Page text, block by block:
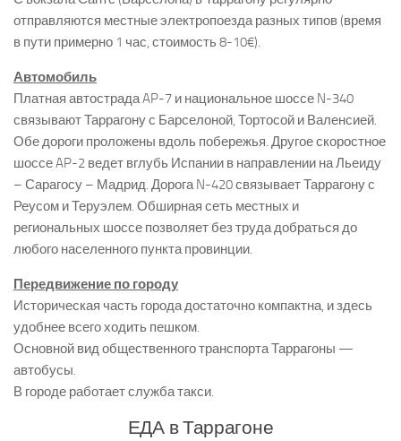
отправляются местные электропоезда разных типов (время
в пути примерно 1 час, стоимость 8-10€).
Автомобиль
Платная автострада AP-7 и национальное шоссе N-340
связывают Таррагону с Барселоной, Тортосой и Валенсией.
Обе дороги проложены вдоль побережья. Другое скоростное
шоссе AP-2 ведет вглубь Испании в направлении на Льеиду
– Сарагосу – Мадрид. Дорога N-420 связывает Таррагону с
Реусом и Теруэлем. Обширная сеть местных и
региональных шоссе позволяет без труда добраться до
любого населенного пункта провинции.
Передвижение по городу
Историческая часть города достаточно компактна, и здесь
удобнее всего ходить пешком.
Основной вид общественного транспорта Таррагоны —
автобусы.
В городе работает служба такси.
ЕДА в Таррагоне